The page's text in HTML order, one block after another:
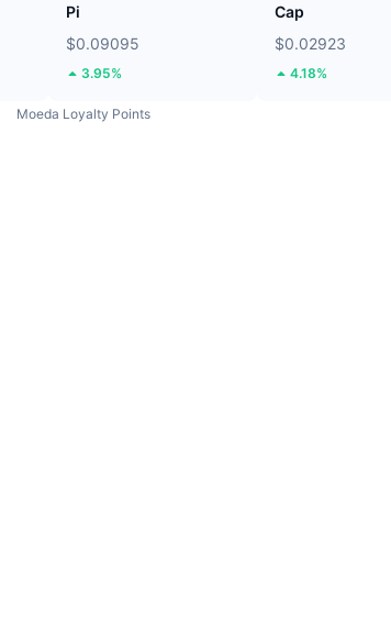
Pi
$0.09095
3.95%
Cap
$0.02923
4.18%
Moeda Loyalty Points